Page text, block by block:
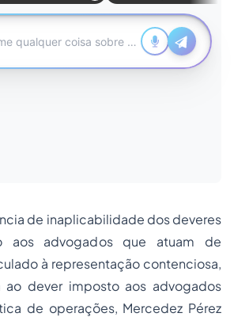
de inaplicabilidade dos deveres
aos advogados que atuam de
à representação contenciosa,
ao dever imposto aos advogados
de operações, Mercedez Pérez